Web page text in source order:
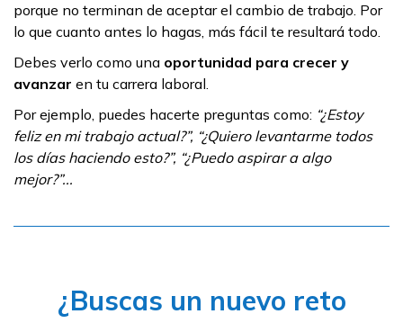
porque no terminan de aceptar el cambio de trabajo. Por
lo que cuanto antes lo hagas, más fácil te resultará todo.
Debes verlo como una oportunidad para crecer y
avanzar en tu carrera laboral.
Por ejemplo, puedes hacerte preguntas como: “¿Estoy
feliz en mi trabajo actual?”, “¿Quiero levantarme todos
los días haciendo esto?”, “¿Puedo aspirar a algo
mejor?”...
¿Buscas un nuevo reto